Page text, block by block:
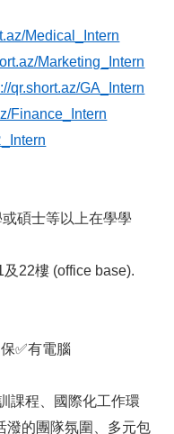
Medical_Intern
Marketing_Intern
qr.short.az/GA_Intern
Finance_Intern
碩士等以上在學學
22樓 (office base).
✅有電腦
課程、國際化工作環
潑的團隊氛圍、多元包